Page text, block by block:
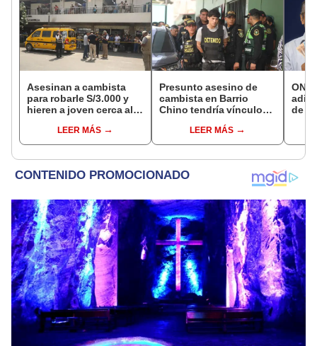
Asesinan a cambista
para robarle S/3.000 y
hieren a joven cerca al
CercadoLEER MÁS
Presunto asesino de
cambista en Barrio
Chino tendría vínculos
PNP revela marcaje
LEER MÁS
ONP
de
si